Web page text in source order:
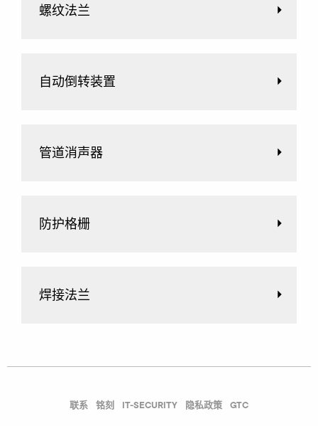
螺纹法兰
自动倒转装置
管道消声器
防护格栅
焊接法兰
联系 铭刻 IT-SECURITY 隐私政策 GTC